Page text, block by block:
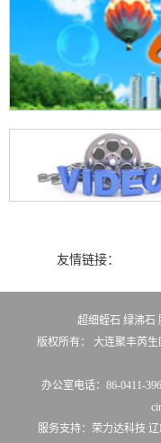
友情链接：
超细蛭石 绿沸石
版权所有： 大连聚丰芮
办公室电话：86-0411-
服务支持：
荣力达科技 辽